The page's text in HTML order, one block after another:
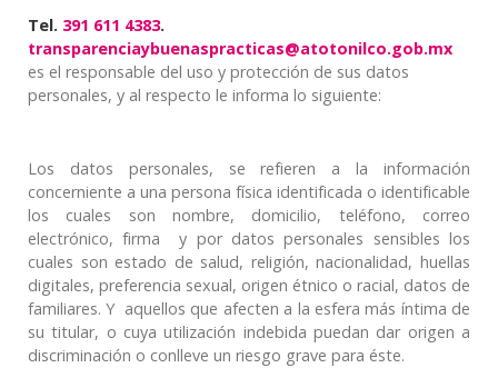
Tel. 391 611 4383.
transparenciaybuenaspracticas@atotonilco.gob.mx
es el responsable del uso y protección de sus datos
personales, y al respecto le informa lo siguiente:
Los datos personales, se refieren a la información
concerniente a una persona física identificada o identificable
los cuales son nombre, domicilio, teléfono, correo
electrónico, firma y por datos personales sensibles los
cuales son estado de salud, religión, nacionalidad, huellas
digitales, preferencia sexual, origen étnico o racial, datos de
familiares. Y aquellos que afecten a la esfera más íntima de
su titular, o cuya utilización indebida puedan dar origen a
discriminación o conlleve un riesgo grave para éste.